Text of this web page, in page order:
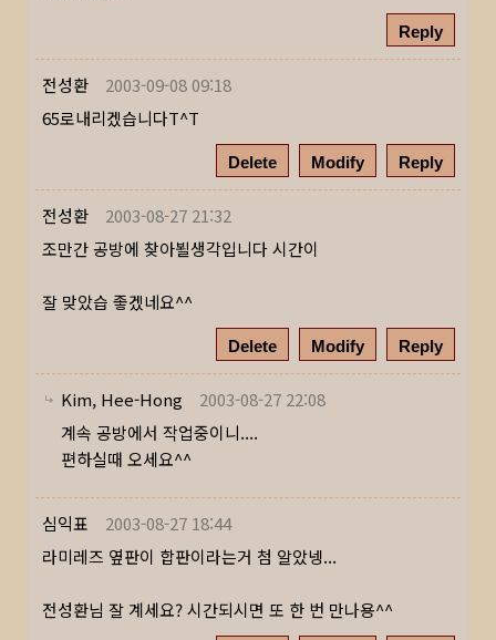
Reply
전성환
2003-09-08 09:18
65로내리겠습니다T^T
Delete Modify Reply
전성환
2003-08-27 21:32
조만간 공방에 찾아뵐생각입니다 시간이
잘 맞았습 좋겠네요^^
Delete Modify Reply
Kim, Hee-Hong
2003-08-27 22:08
계속 공방에서 작업중이니....
편하실때 오세요^^
심익표
2003-08-27 18:44
라미레즈 옆판이 합판이라는거 첨 알았넹...
전성환님 잘 계세요? 시간되시면 또 한 번 만나용^^